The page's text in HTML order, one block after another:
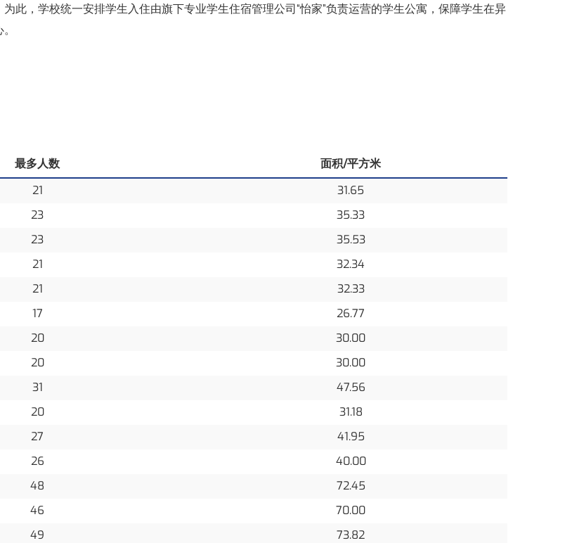
此，学校统一安排学生入住由旗下专业学生住宿管理公司“怡家”负责运营的学生公寓，保障学生在异
最多人数
面积/平方米
21
31.65
23
35.33
23
35.53
21
32.34
21
32.33
17
26.77
20
30.00
20
30.00
31
47.56
20
31.18
27
41.95
26
40.00
48
72.45
46
70.00
49 73.82